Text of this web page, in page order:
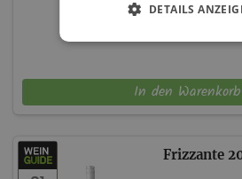
In den Warenkorb
Frizzante
DETAILS